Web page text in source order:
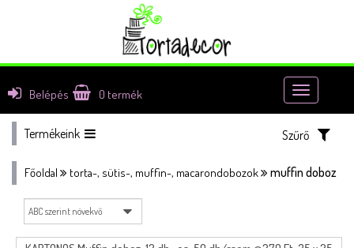
0 termék
Belépés
Toggle
Termékeink Szűrő
Főoldal torta-, sütis-, muffin-, macarondobozok muffin doboz